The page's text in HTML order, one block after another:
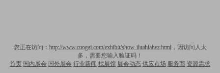
您正在访问： http://www.cuogai.com/exhibit/show-iluahlahez.html，因访问人太
多，需要您输入验证码！
首页 国内展会 国外展会 行业新闻 找展馆 展会动态 供应市场 服务商 资源需求